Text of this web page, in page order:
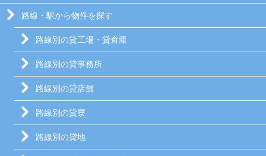
路線・駅から物件を探す
路線別の貸工場・貸倉庫
路線別の貸事務所
路線別の貸店舗
路線別の貸寮
路線別の貸地